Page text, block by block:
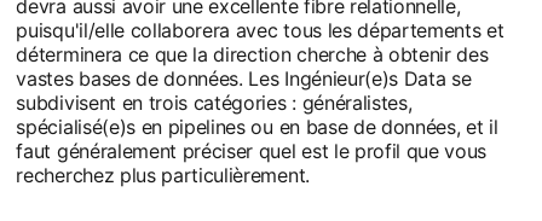
devra aussi avoir une excellente fibre relationnelle,
puisqu'il/elle collaborera avec tous les départements et
déterminera ce que la direction cherche à obtenir des
vastes bases de données. Les Ingénieur(e)s Data se
subdivisent en trois catégories : généralistes,
spécialisé(e)s en pipelines ou en base de données, et il
faut généralement préciser quel est le profil que vous
recherchez plus particulièrement.